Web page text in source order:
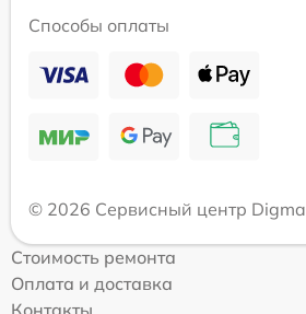
Способы оплаты
© 2026 Сервисный центр Digma
Стоимость ремонта
Оплата и доставка
Контакты